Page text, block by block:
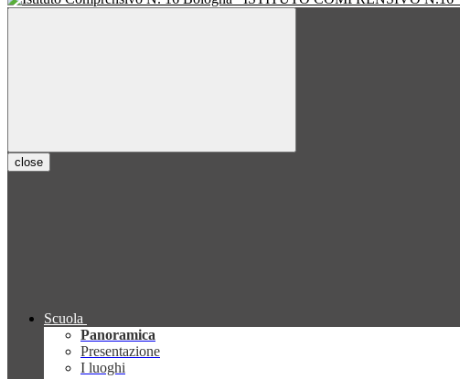
close
Scuola
Panoramica
Presentazione
I luoghi